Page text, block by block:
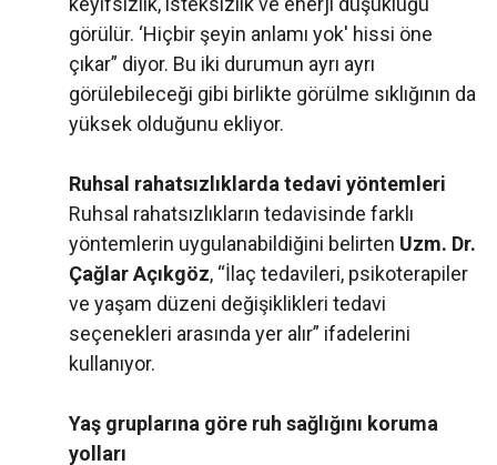
görülür. ‘Hiçbir şeyin anlamı yok' hissi öne
çıkar” diyor. Bu iki durumun ayrı ayrı
görülebileceği gibi birlikte görülme sıklığının da
yüksek olduğunu ekliyor.
Ruhsal rahatsızlıklarda tedavi yöntemleri
Ruhsal rahatsızlıkların tedavisinde farklı
yöntemlerin uygulanabildiğini belirten Uzm. Dr.
Çağlar Açıkgöz, “İlaç tedavileri, psikoterapiler
ve yaşam düzeni değişiklikleri tedavi
seçenekleri arasında yer alır” ifadelerini
kullanıyor.
Yaş gruplarına göre ruh sağlığını koruma
yolları